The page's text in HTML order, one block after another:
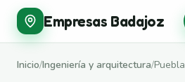
Empresas Badajoz
Inicio/Ingeniería y arquitectura/